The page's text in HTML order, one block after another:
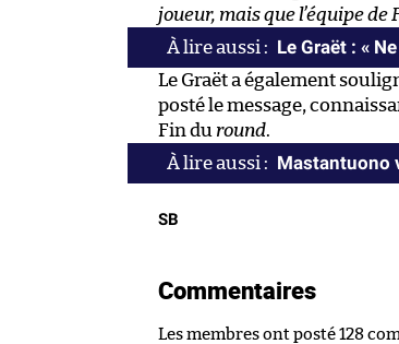
joueur, mais que l’équipe de
Le Graët : «
Le Graët a également
posté le message,
Fin du round.
Mastantuono
SB
Commentaires
Les membres ont posté 128